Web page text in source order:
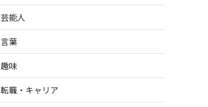
芸能人
言葉
趣味
転職・キャリア